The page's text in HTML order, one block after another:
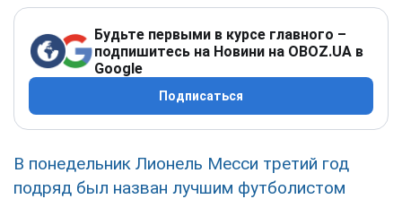
Будьте первыми в курсе главного –
подпишитесь на Новини на OBOZ.UA в
Google
Подписаться
В понедельник Лионель Месси третий год
подряд был назван лучшим футболистом